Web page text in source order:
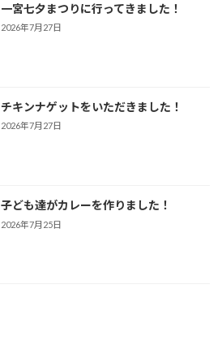
一宮七夕まつりに行ってきました！
2026年7月27日
チキンナゲットをいただきました！
2026年7月27日
子ども達がカレーを作りました！
2026年7月25日